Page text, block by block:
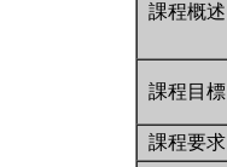
課程概述
課程目標
課程要求